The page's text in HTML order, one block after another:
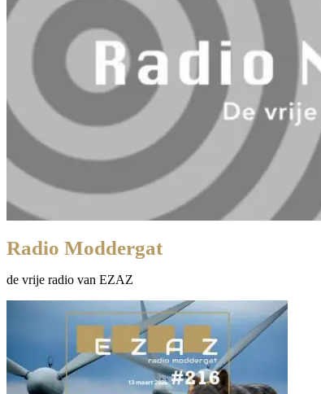
Radio Moddergat
de vrije radio van EZAZ